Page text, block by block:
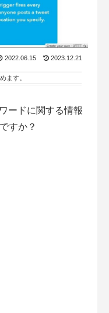
2022.06.15 2023.12.21
ます。
ードに関する情報
すか？